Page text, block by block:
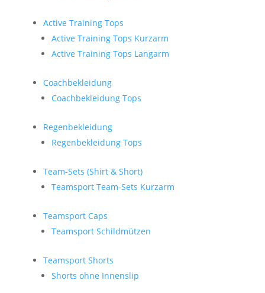
Active Training Tops
Active Training Tops Kurzarm
Active Training Tops Langarm
Coachbekleidung
Coachbekleidung Tops
Regenbekleidung
Regenbekleidung Tops
Team-Sets (Shirt & Short)
Teamsport Team-Sets Kurzarm
Teamsport Caps
Teamsport Schildmützen
Teamsport Shorts
Shorts ohne Innenslip